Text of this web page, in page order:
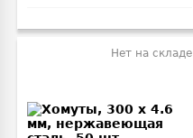
Нет на складе